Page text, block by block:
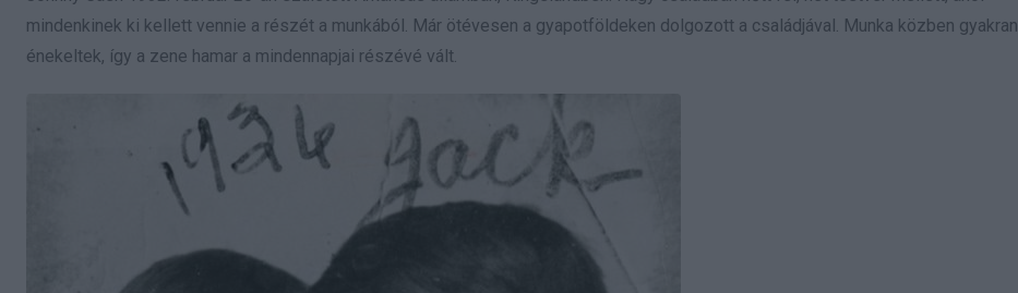
mindenkinek ki kellett vennie a részét a munkából. Már ötévesen a gyapotföldeken dolgozott a családjával. Munka közben gyakran
énekeltek, így a zene hamar a mindennapjai részévé vált.